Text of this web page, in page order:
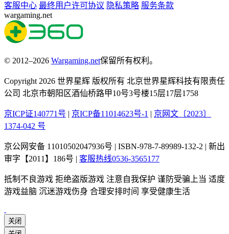
客服中心 最终用户许可协议 隐私策略 服务条款
wargaming.net
© 2012–2026 Wargaming.net保留所有权利。
Copyright 2026 世界星辉 版权所有 北京世界星辉科技有限责任
公司 北京市朝阳区酒仙桥路甲10号3号楼15层17层1758
京ICP证140771号 | 京ICP备11014623号-1 | 京网文〔2023〕
1374-042 号
京公网安备 11010502047936号 | ISBN-978-7-89989-132-2 | 新出
审字【2011】186号 | 客服热线0536-3565177
抵制不良游戏 拒绝盗版游戏 注意自我保护 谨防受骗上当 适度
游戏益脑 沉迷游戏伤身 合理安排时间 享受健康生活
关闭